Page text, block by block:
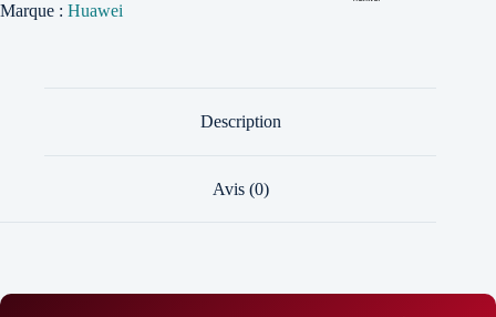
Marque : Huawei
Description
Avis (0)